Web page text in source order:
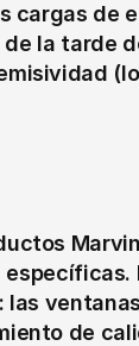
de
la tarde
de